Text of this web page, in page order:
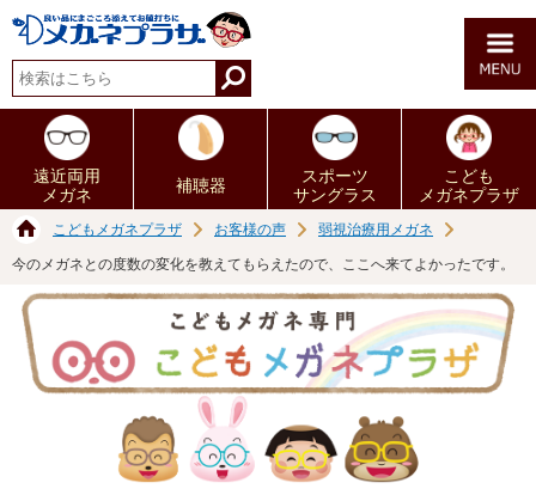
遠近両用
メガネ
補聴器
スポーツ
サングラス
こども
メガネプラザ
こどもメガネプラザ お客様の声 弱視治療用メガネ
今のメガネとの度数の変化を教えてもらえたので、ここへ来てよかったです。